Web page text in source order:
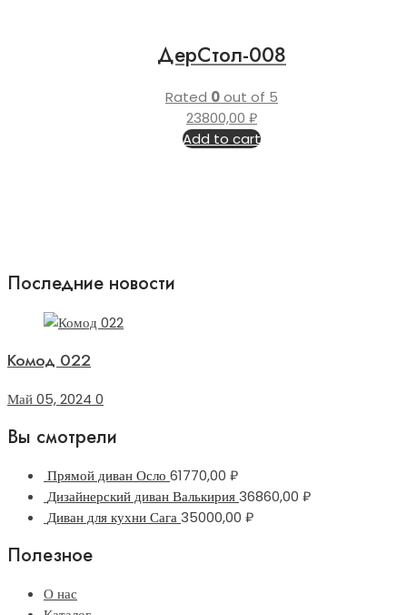
ДерСтол-008
Rated 0out of 5
23800,00 ₽
Add to cart
Последние новости
Комод 022
Май 05, 2024 0
Вы смотрели
Прямой диван Осло 61770,00 ₽
Дизайнерский диван Валькирия36860,00 ₽
Диван для кухни Сага35000,00 ₽
Полезное
О нас